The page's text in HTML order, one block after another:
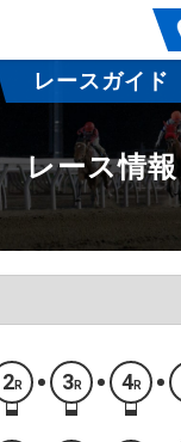
レースガイド
レース情報
2R 3R 4R